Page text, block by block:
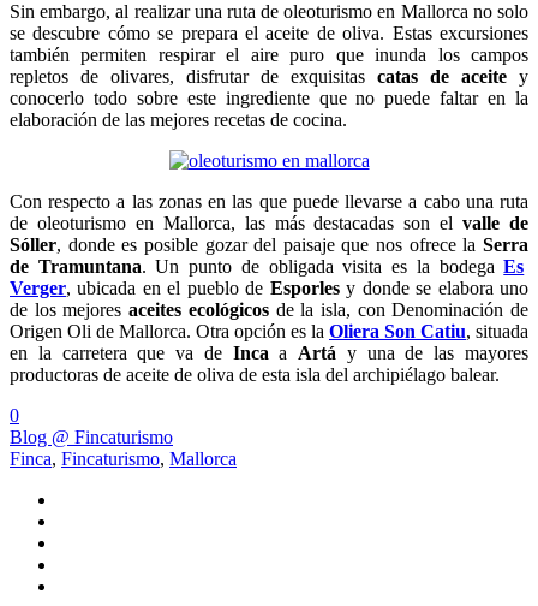
Sin embargo, al realizar una ruta de oleoturismo en Mallorca no solo
se descubre cómo se prepara el aceite de oliva. Estas excursiones
también permiten respirar el aire puro que inunda los campos
repletos de olivares, disfrutar de exquisitas catas de aceite y
conocerlo todo sobre este ingrediente que no puede faltar en la
elaboración de las mejores recetas de cocina.
Con respecto a las zonas en las que puede llevarse a cabo una ruta
de oleoturismo en Mallorca, las más destacadas son elvalle de
Sóller, donde es posible gozar del paisaje que nos ofrece la Serra
de Tramuntana. Un punto de obligada visita es la bodegaEs
Verger, ubicada en el pueblo de Esporlesy donde se elabora uno
de los mejoresaceites ecológicos de la isla, con Denominación de
Origen Oli de Mallorca. Otra opción es la Oliera Son Catiu, situada
en la carretera que va de IncaaArtá y una de las mayores
productoras de aceite de oliva de esta isla del archipiélago balear.
0
Blog @ Fincaturismo
Finca, Fincaturismo, Mallorca